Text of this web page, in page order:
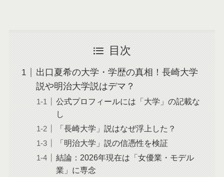
目次
出口夏希の大学・学歴の真相！長崎大学
説や明治大学説はデマ？
公式プロフィールには「大学」の記載な
し
「長崎大学」説はなぜ浮上した？
「明治大学」説の信憑性を検証
結論：2026年現在は「女優業・モデル
業」に専念